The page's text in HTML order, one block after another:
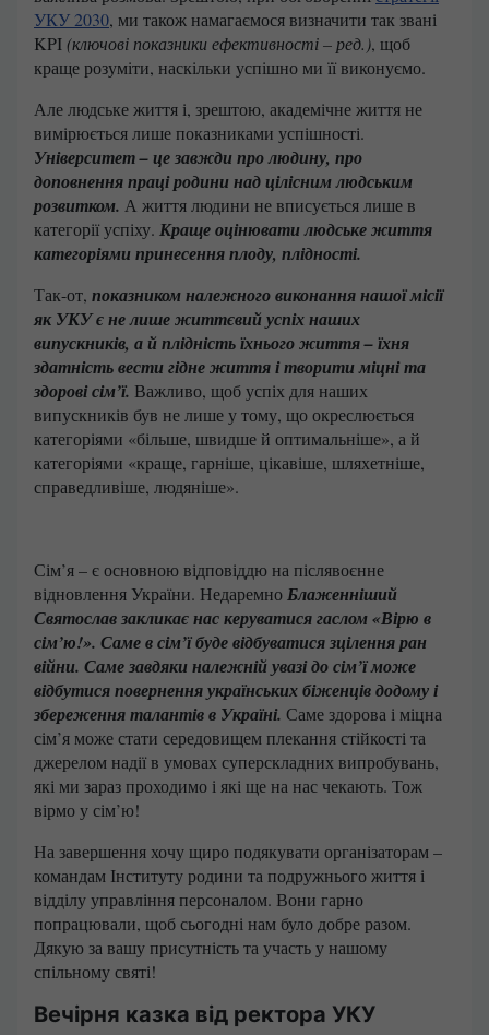
УКУ 2030, ми також намагаємося визначити так звані
KPI(ключові показники ефективності – ред.), щоб
краще розуміти, наскільки успішно ми її виконуємо.
Але людське життя і, зрештою, академічне життя не
вимірюється лише показниками успішності.
Університет – це завжди про людину, про
доповнення праці родини над цілісним людським
розвитком. А життя людини не вписується лише в
категорії успіху. Краще оцінювати людське життя
категоріями принесення плоду, плідності.
Так-от, показником належного виконання нашої місії
як УКУ є не лише життєвий успіх наших
випускників, а й плідність їхнього життя – їхня
здатність вести гідне життя і творити міцні та
здорові сім’ї. Важливо, щоб успіх для наших
випускників був не лише у тому, що окреслюється
категоріями «більше, швидше й оптимальніше», а й
категоріями «краще, гарніше, цікавіше, шляхетніше,
справедливіше, людяніше».
Сім’я – є основною відповіддю на післявоєнне
відновлення України. НедаремноБлаженніший
Святослав закликає нас керуватися гаслом «Вірю в
сім’ю!». Саме в сім’ї буде відбуватися зцілення ран
війни. Саме завдяки належній увазі до сім’ї може
відбутися повернення українських біженців додому і
збереження талантів в Україні. Саме здорова і міцна
сім’я може стати середовищем плекання стійкості та
джерелом надії в умовах суперскладних випробувань,
які ми зараз проходимо і які ще на нас чекають. Тож
вірмо у сім’ю!
На завершення хочу щиро подякувати організаторам –
командам Інституту родини та подружнього життя і
відділу управління персоналом. Вони гарно
попрацювали, щоб сьогодні нам було добре разом.
Дякую за вашу присутність та участь у нашому
спільному святі!
Вечірня казка від ректора УКУ